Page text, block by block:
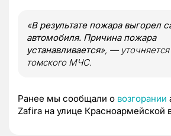
«В результате пожара выгорел
автомобиля. Причина пожара
устанавливается», —
томского МЧС.
Ранее мы сообщали о возгорании
Zafira на улице Красноармейской